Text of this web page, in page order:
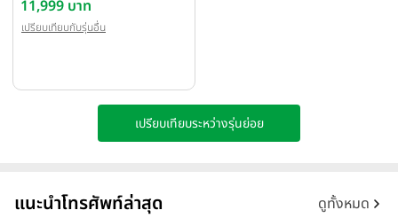
(8GB/256GB)
11,999 บาท
เปรียบเทียบกับรุ่นอื่น
เปรียบเทียบระหว่างรุ่นย่อย
แนะนำโทรศัพท์ล่าสุด ดูทั้งหมด